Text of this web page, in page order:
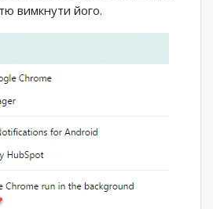
вимкнути його.